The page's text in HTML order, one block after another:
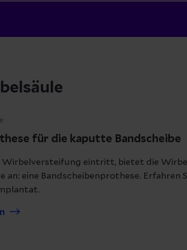
für die kaputte Bandscheibe
Wirbelversteifung eintritt, bietet die
an: eine Bandscheibenprothese. Erfahren